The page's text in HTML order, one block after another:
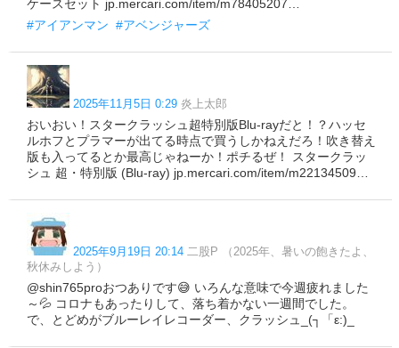
ケースセット jp.mercari.com/item/m78405207…
#アイアンマン #アベンジャーズ
2025年11月5日 0:29 炎上太郎
おいおい！スタークラッシュ超特別版Blu-rayだと！？ハッセ
ルホフとプラマーが出てる時点で買うしかねえだろ！吹き替え
版も入ってるとか最高じゃねーか！ポチるぜ！ スタークラッ
シュ 超・特別版 (Blu-ray) jp.mercari.com/item/m22134509…
2025年9月19日 20:14 二股P （2025年、暑いの飽きたよ、
秋休みしよう）
@shin765proおつありです😅 いろんな意味で今週疲れました
～💦 コロナもあったりして、落ち着かない一週間でした。
で、とどめがブルーレイレコーダー、クラッシュ_(┐「ε:)_